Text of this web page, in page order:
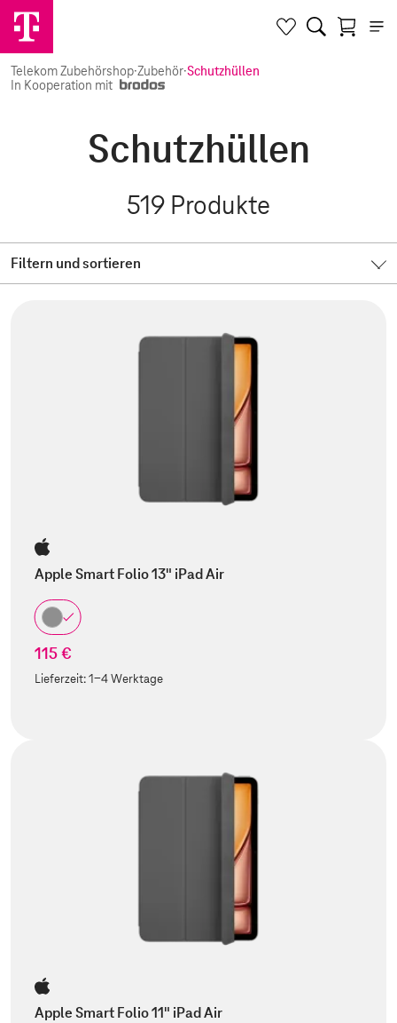
Telekom Zubehörshop·Zubehör·Schutzhüllen
In Kooperation mit
Schutzhüllen
519 Produkte
Filtern und sortieren
Apple Smart Folio 13" iPad Air
115 €
Lieferzeit:1-4 Werktage
Apple Smart Folio 11" iPad Air